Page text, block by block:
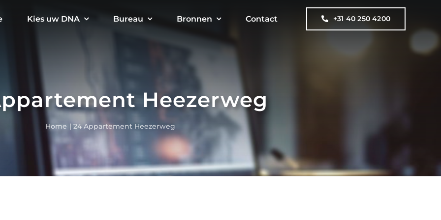
Kies uw DNA Bureau Bronnen Contact +31 40 250 4200
Heezerweg
Home 24 Appartement Heezerweg